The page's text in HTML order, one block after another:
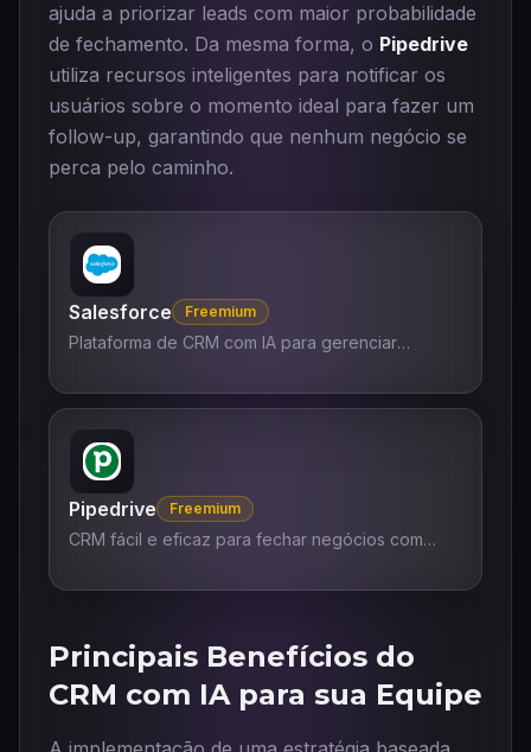
ajuda a priorizar leads com maior probabilidade
de fechamento. Da mesma forma, o Pipedrive
utiliza recursos inteligentes para notificar os
usuários sobre o momento ideal para fazer um
follow-up, garantindo que nenhum negócio se
perca pelo caminho.
Salesforce Freemium
Plataforma de CRM com IA para gerenciar
Pipedrive Freemium
CRM fácil e eficaz para fechar negócios com
Principais Benefícios do
CRM com IA para sua Equipe